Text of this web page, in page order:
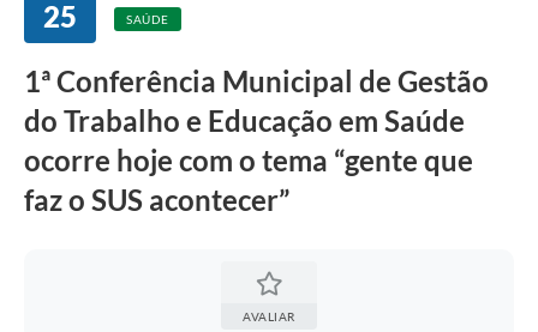
25 SAÚDE
1ª Conferência Municipal de Gestão
do Trabalho e Educação em Saúde
ocorre hoje com o tema “gente que
faz o SUS acontecer”
AVALIAR